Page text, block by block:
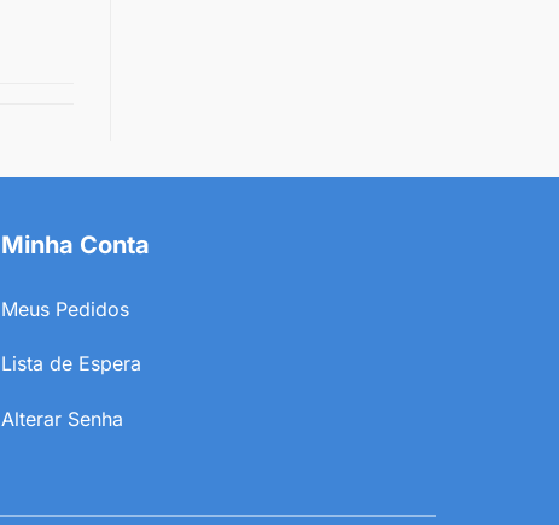
Minha Conta
Meus Pedidos
Lista de Espera
Alterar Senha